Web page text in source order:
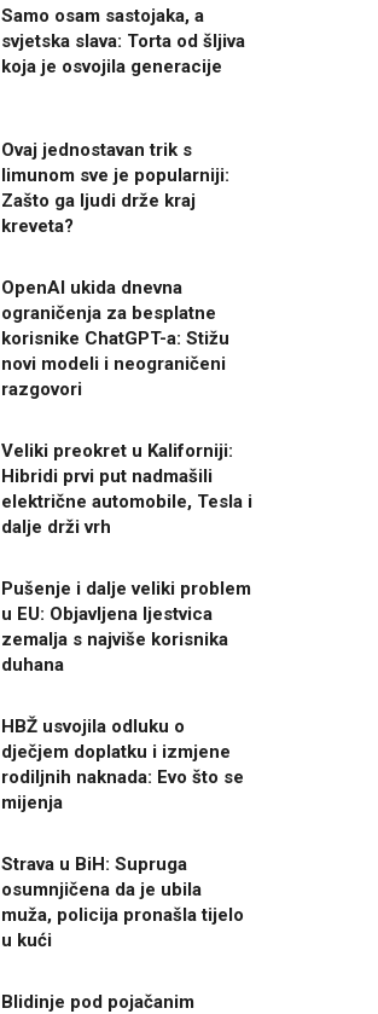
Samo osam sastojaka, a
svjetska slava: Torta od šljiva
koja je osvojila generacije
Ovaj jednostavan trik s
limunom sve je popularniji:
Zašto ga ljudi drže kraj
kreveta?
OpenAI ukida dnevna
ograničenja za besplatne
korisnike ChatGPT-a: Stižu
novi modeli i neograničeni
razgovori
Veliki preokret u Kaliforniji:
Hibridi prvi put nadmašili
električne automobile, Tesla i
dalje drži vrh
Pušenje i dalje veliki problem
u EU: Objavljena ljestvica
zemalja s najviše korisnika
duhana
HBŽ usvojila odluku o
dječjem doplatku i izmjene
rodiljnih naknada: Evo što se
mijenja
Strava u BiH: Supruga
osumnjičena da je ubila
muža, policija pronašla tijelo
u kući
Blidinje pod pojačanim